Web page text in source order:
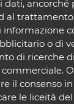
ancorché
al
informazione
o di
di ricerche
il consenso
le liceità